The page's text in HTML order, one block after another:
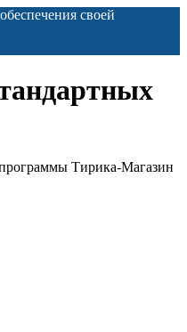
своей
Тирика-Магазин